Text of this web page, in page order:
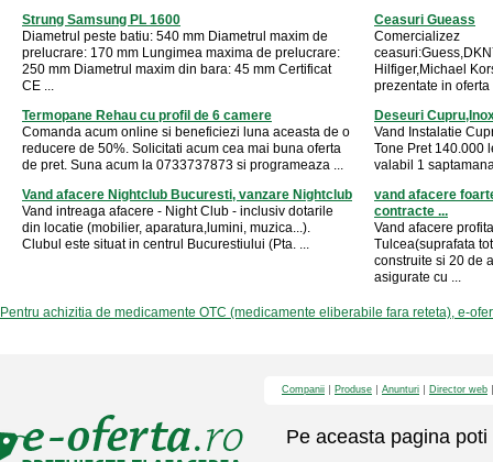
Strung Samsung PL 1600
Diametrul peste batiu: 540 mm Diametrul maxim de
prelucrare: 170 mm Lungimea maxima de prelucrare:
250 mm Diametrul maxim din bara: 45 mm Certificat
CE ...
Ceasuri Gueass
Comercializez
Hilfiger,Michael
prezentate in
Termopane Rehau cu profil de 6 camere
Comanda acum online si beneficiezi luna aceasta de o
reducere de 50%. Solicitati acum cea mai buna oferta
de pret. Suna acum la 0733737873 si programeaza ...
Deseuri
Vand Instalatie
Tone Pret 140.000
valabil 1
Vand afacere Nightclub Bucuresti, vanzare Nightclub
Vand intreaga afacere - Night Club - inclusiv dotarile
din locatie (mobilier, aparatura,lumini, muzica...).
Clubul este situat in centrul Bucurestiului (Pta. ...
vand afacere
contracte ...
Vand afacere
Tulcea(suprafata
construite si 20 de
asigurate cu ...
Pentru achizitia de medicamente OTC (medicamente eliberabile fara reteta), e-
Companii Produse Anunturi Director web
Pe aceasta pagina poti